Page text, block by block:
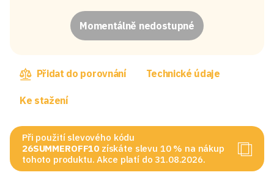
Momentálně nedostupné
Přidat do porovnání Technické údaje
Ke stažení
Při použití slevového kódu
26SUMMEROFF10 získáte slevu 10 % na nákup
tohoto produktu. Akce platí do 31.08.2026.